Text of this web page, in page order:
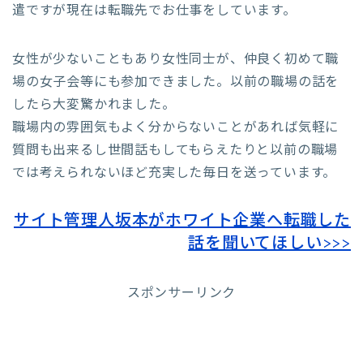
遣ですが現在は転職先でお仕事をしています。
女性が少ないこともあり女性同士が、仲良く初めて職
場の女子会等にも参加できました。以前の職場の話を
したら大変驚かれました。
職場内の雰囲気もよく分からないことがあれば気軽に
質問も出来るし世間話もしてもらえたりと以前の職場
では考えられないほど充実した毎日を送っています。
サイト管理人坂本がホワイト企業へ転職した
話を聞いてほしい>>>
スポンサーリンク